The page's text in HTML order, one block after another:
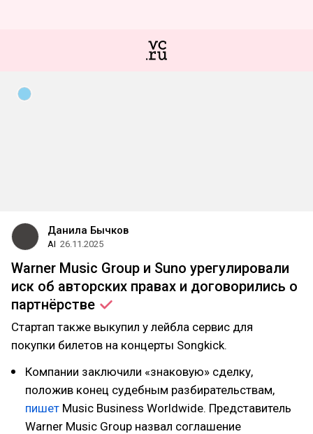
Данила Бычков
AI 26.11.2025
Warner Music Group и Suno урегулировали
иск об авторских правах и договорились о
партнёрстве
Стартап также выкупил у лейбла сервис для
покупки билетов на концерты Songkick.
Компании заключили «знаковую» сделку,
положив конец судебным разбирательствам,
пишет Music Business Worldwide. Представитель
Warner Music Group назвал соглашение